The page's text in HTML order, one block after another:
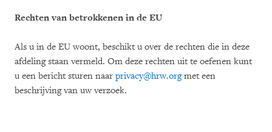
Rechten van betrokkenen in de EU
Als u in de EU woont, beschikt u over de rechten die in deze
afdeling staan vermeld. Om deze rechten uit te oefenen kunt
u een bericht sturen naar privacy@hrw.orgmet een
beschrijving van uw verzoek.